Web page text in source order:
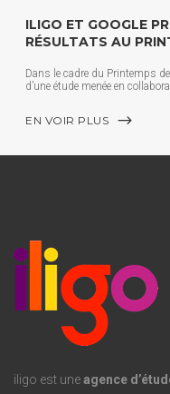
ILIGO ET GOOGLE
RÉSULTATS AU
Dans le cadre du Printemps
d’une étude menée en
EN VOIR PLUS
iligo est uneagence